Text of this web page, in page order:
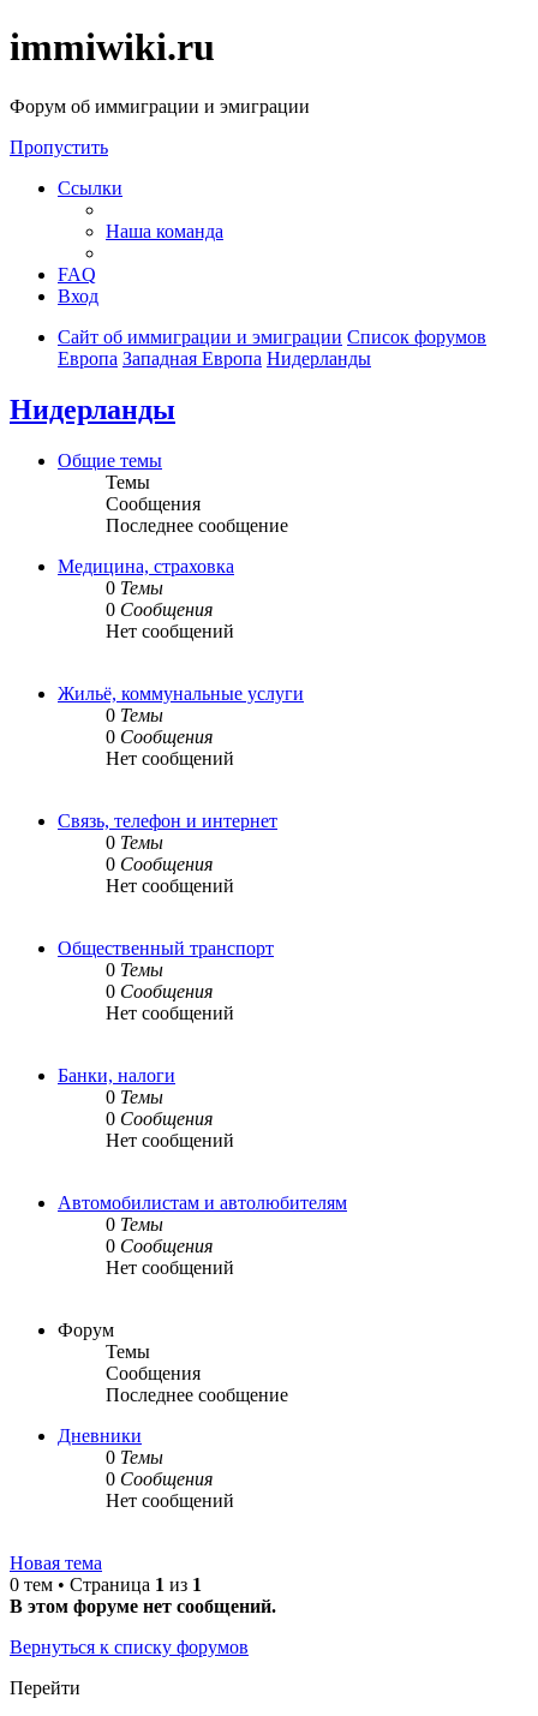
immiwiki.ru
Форум об иммиграции и эмиграции
Пропустить
Ссылки
Наша команда
FAQ
Вход
Сайт об иммиграции и эмиграции Список форумов
Европа Западная Европа Нидерланды
Нидерланды
Общие темы
Темы
Сообщения
Последнее сообщение
Медицина, страховка
0 Темы
0 Сообщения
Нет сообщений
Жильё, коммунальные услуги
0 Темы
0 Сообщения
Нет сообщений
Связь, телефон и интернет
0 Темы
0 Сообщения
Нет сообщений
Общественный транспорт
0 Темы
0 Сообщения
Нет сообщений
Банки, налоги
0 Темы
0 Сообщения
Нет сообщений
Автомобилистам и автолюбителям
0 Темы
0 Сообщения
Нет сообщений
Форум
Темы
Сообщения
Последнее сообщение
Дневники
0 Темы
0 Сообщения
Нет сообщений
Новая тема
0 тем • Страница 1 из 1
В этом форуме нет сообщений.
Вернуться к списку форумов
Перейти